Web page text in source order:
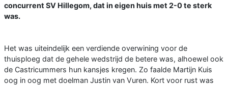
concurrent SV Hillegom, dat in eigen huis met 2-0 te sterk
was.
Het was uiteindelijk een verdiende overwining voor de
thuisploeg dat de gehele wedstrijd de betere was, alhoewel ook
de Castricummers hun kansjes kregen. Zo faalde Martijn Kuis
oog in oog met doelman Justin van Vuren. Kort voor rust was